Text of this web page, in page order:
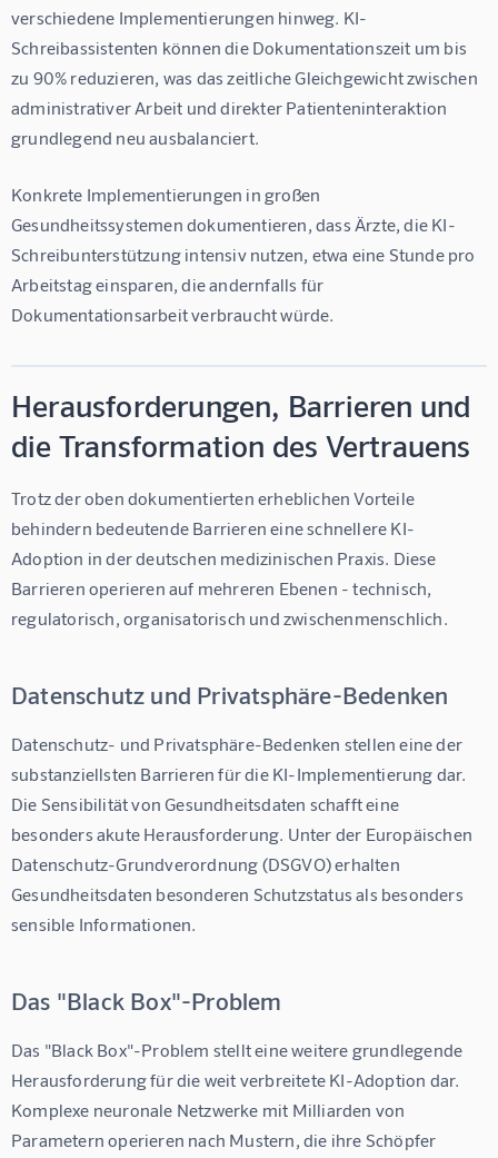
verschiedene Implementierungen hinweg. KI-
Schreibassistenten können die Dokumentationszeit um bis
zu 90% reduzieren, was das zeitliche Gleichgewicht zwischen
administrativer Arbeit und direkter Patienteninteraktion
grundlegend neu ausbalanciert.
Konkrete Implementierungen in großen
Gesundheitssystemen dokumentieren, dass Ärzte, die KI-
Schreibunterstützung intensiv nutzen, etwa eine Stunde pro
Arbeitstag einsparen, die andernfalls für
Dokumentationsarbeit verbraucht würde.
Herausforderungen, Barrieren und
die Transformation des Vertrauens
Trotz der oben dokumentierten erheblichen Vorteile
behindern bedeutende Barrieren eine schnellere KI-
Adoption in der deutschen medizinischen Praxis. Diese
Barrieren operieren auf mehreren Ebenen - technisch,
regulatorisch, organisatorisch und zwischenmenschlich.
Datenschutz und Privatsphäre-Bedenken
Datenschutz- und Privatsphäre-Bedenken stellen eine der
substanziellsten Barrieren für die KI-Implementierung dar.
Die Sensibilität von Gesundheitsdaten schafft eine
besonders akute Herausforderung. Unter der Europäischen
Datenschutz-Grundverordnung (DSGVO) erhalten
Gesundheitsdaten besonderen Schutzstatus als besonders
sensible Informationen.
Das "Black Box"-Problem
Das "Black Box"-Problem stellt eine weitere grundlegende
Herausforderung für die weit verbreitete KI-Adoption dar.
Komplexe neuronale Netzwerke mit Milliarden von
Parametern operieren nach Mustern, die ihre Schöpfer